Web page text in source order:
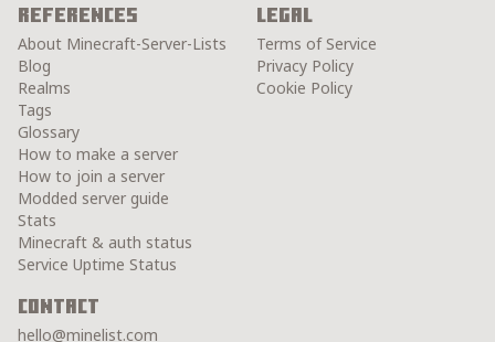
References
About Minecraft-Server-Lists
Blog
Realms
Tags
Glossary
How to make a server
How to join a server
Modded server guide
Stats
Minecraft & auth status
Service Uptime Status
Legal
Terms of Service
Privacy Policy
Cookie Policy
Contact
hello@minelist.com